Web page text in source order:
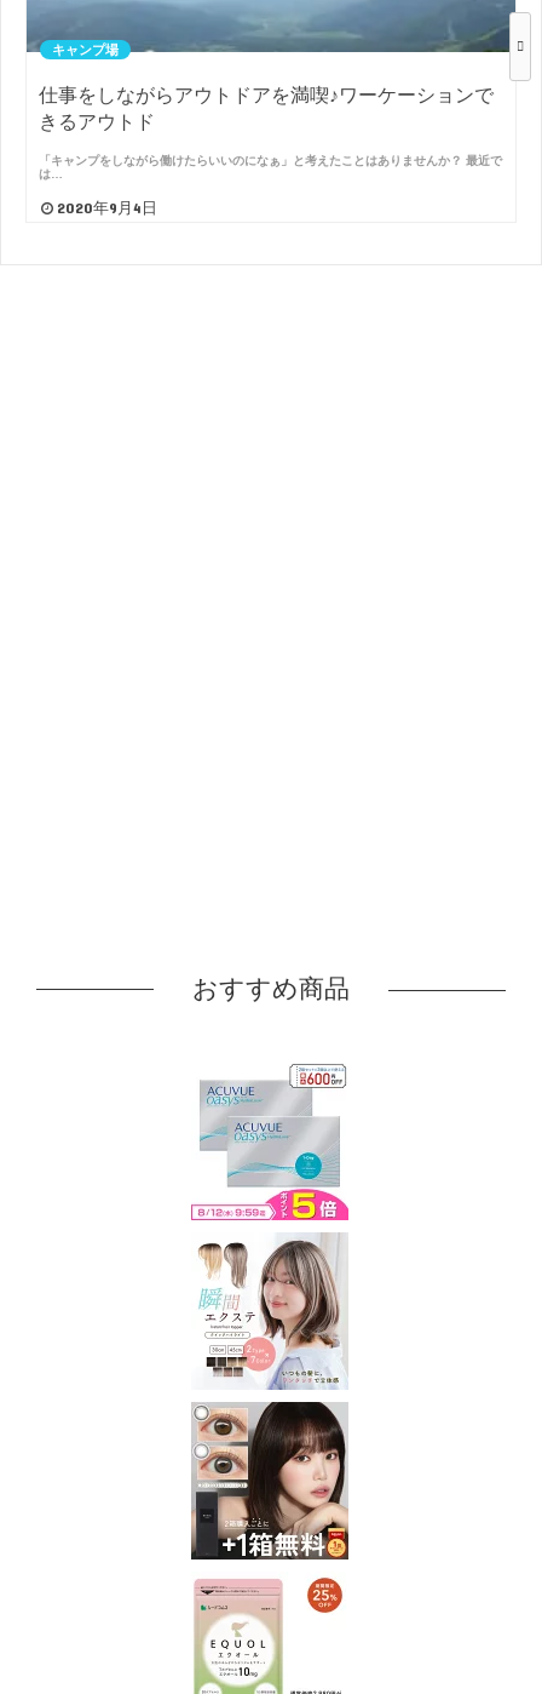
キャンプ場
仕事をしながらアウトドアを満喫♪ワーケーションで
きるアウトド
「キャンプをしながら働けたらいいのになぁ」と考えたことはありませんか？ 最近で
は…
2020年9月4日
おすすめ商品